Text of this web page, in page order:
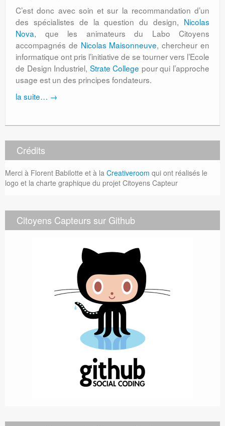
C’est donc avec soin et sur la recommandation d’un
des spécialistes de la question du design, Nicolas
Nova, que les animateurs du Labo Citoyens
accompagnés de Nicolas Maisonneuve, chercheur en
informatique ont pris l’initiative de se tourner vers l’Ecole
de Design Industriel, Strate College pour qui l’approche
usage est un des principes fondateurs.
la suite… →
Crédits
Merci à Florent Babilotte et à la Creativeroom qui ont réalisés le
logo et la charte graphique du projet Citoyens Capteur
Citoyens Capteurs sur Github